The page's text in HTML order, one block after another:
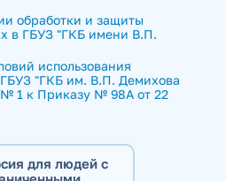
обработки и защиты
в ГБУЗ "ГКБ имени В.П.
использования
"ГКБ им. В.П. Демихова
1 к Приказу № 98А от 22
для людей с